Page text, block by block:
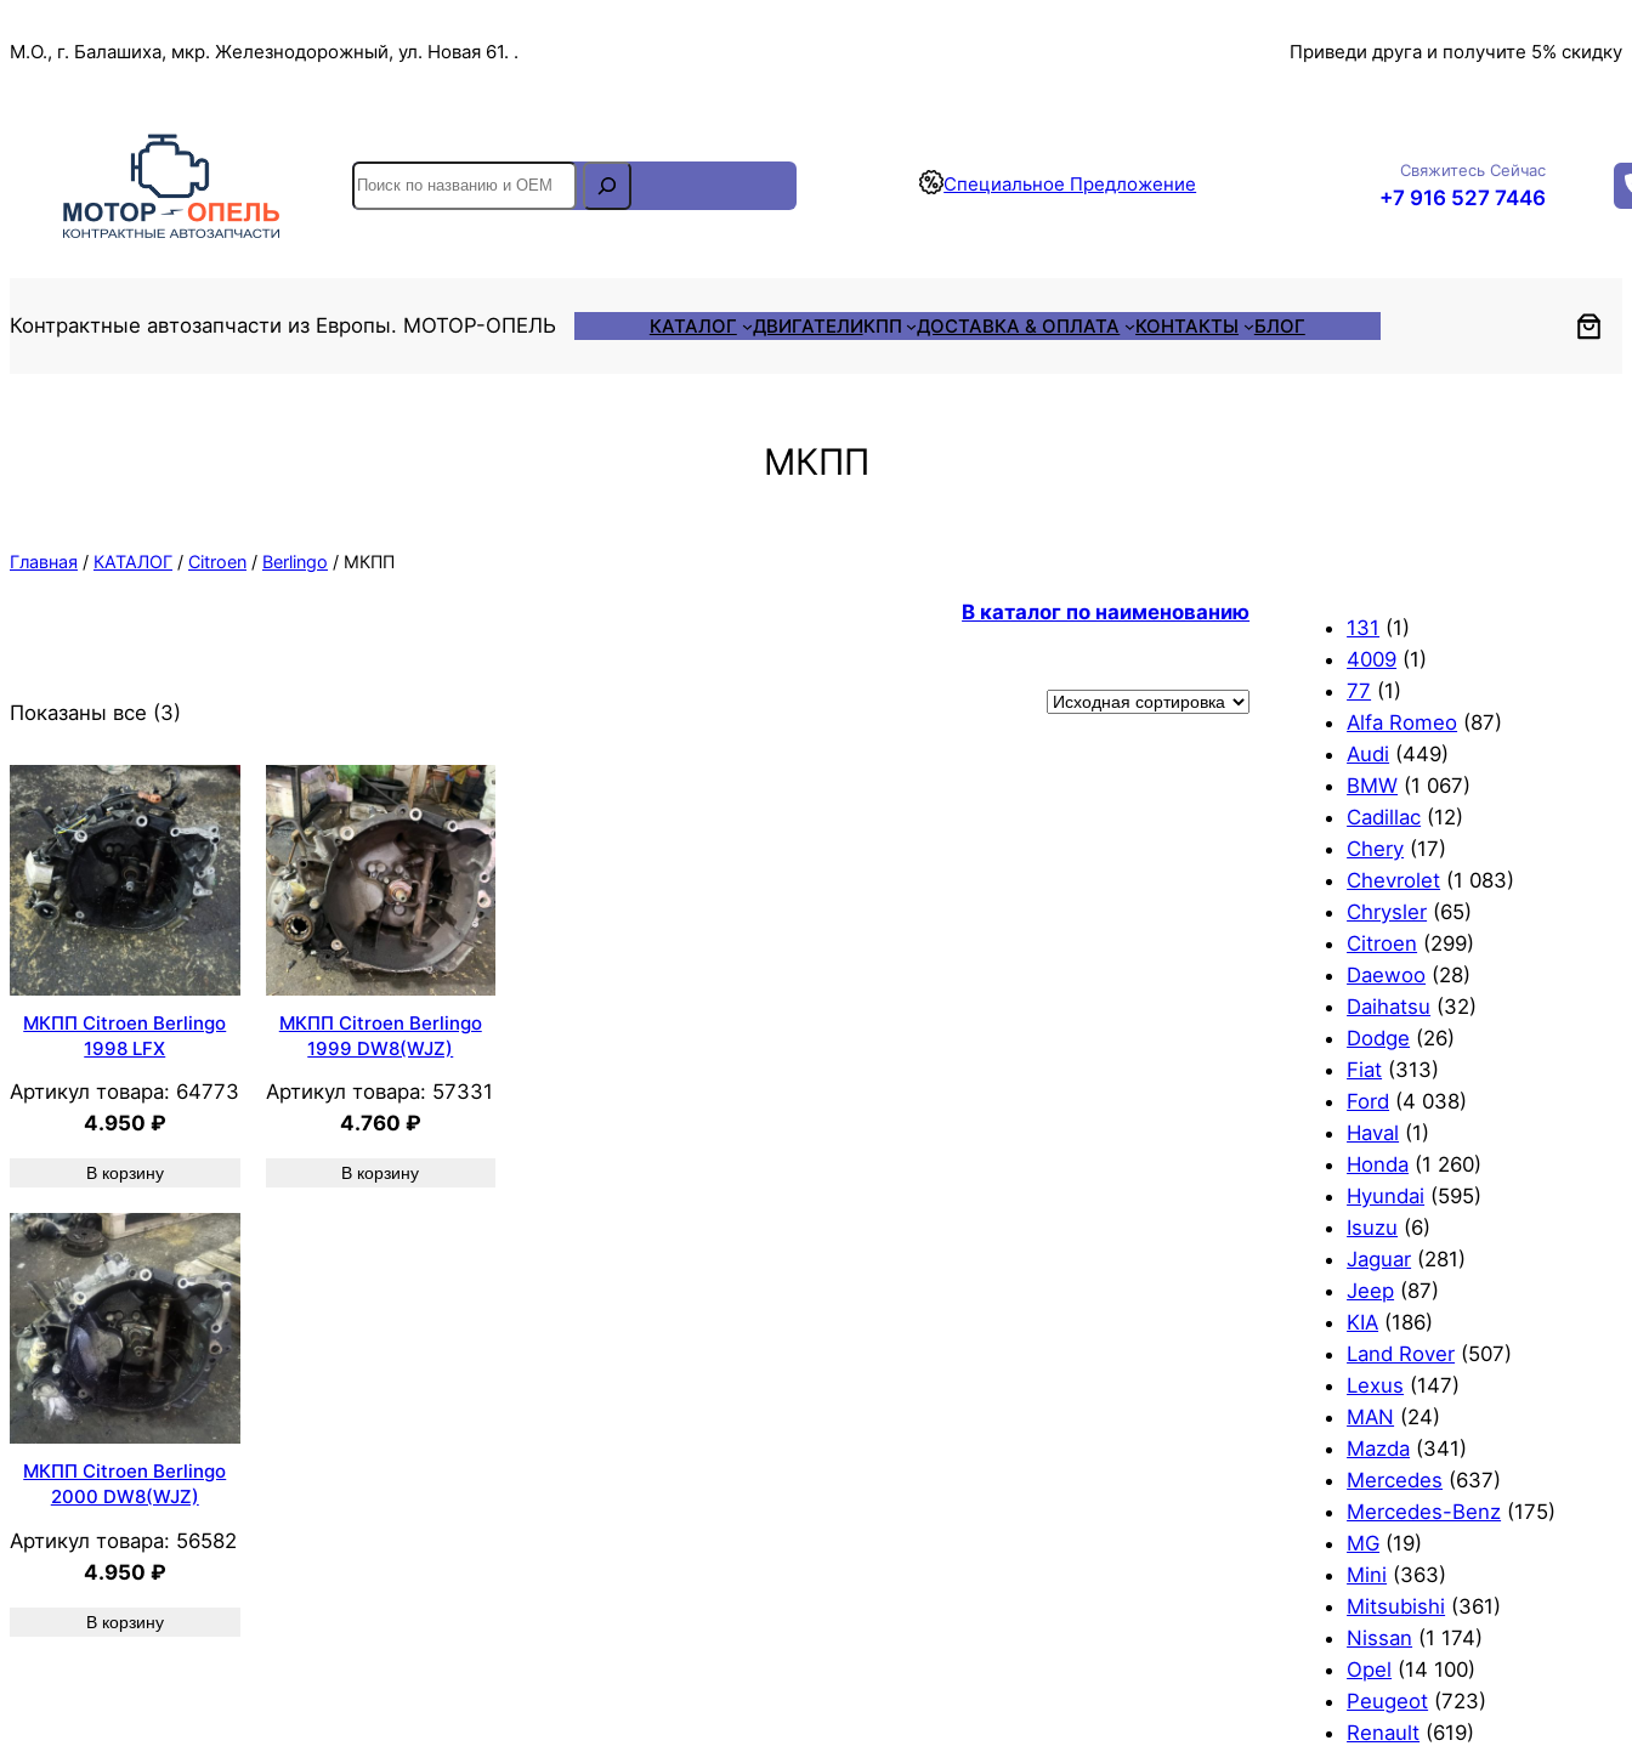
к
М.О., г. Балашиха, мкр. Железнодорожный, ул. Новая 61. . Приведи друга и получите 5% скидку
S
e
h
Специальное Предложение
Свяжитесь Сейчас
+7 916 527 7446
Контрактные автозапчасти из Европы. МОТОР-ОПЕЛЬ КАТАЛОГ ДВИГАТЕЛИКПП ДОСТАВКА & ОПЛАТА КОНТАКТЫ БЛОГ
МКПП
Главная / КАТАЛОГ / Citroen / Berlingo / МКПП
В каталог по наименованию
Показаны все (3)
МКПП Citroen Berlingo
1998 LFX
Артикул товара: 64773
4.950 ₽
В корзину
МКПП Citroen Berlingo
1999 DW8(WJZ)
Артикул товара: 57331
4.760 ₽
В корзину
МКПП Citroen Berlingo
2000 DW8(WJZ)
Артикул товара: 56582
4.950 ₽
В корзину
131 (1)
4009 (1)
77 (1)
Alfa Romeo (87)
Audi (449)
BMW (1 067)
Cadillac (12)
Chery (17)
Chevrolet (1 083)
Chrysler (65)
Citroen (299)
Daewoo (28)
Daihatsu (32)
Dodge (26)
Fiat (313)
Ford (4 038)
Haval (1)
Honda (1 260)
Hyundai (595)
Isuzu (6)
Jaguar (281)
Jeep (87)
KIA (186)
Land Rover (507)
Lexus (147)
MAN (24)
Mazda (341)
Mercedes (637)
Mercedes-Benz (175)
MG (19)
Mini (363)
Mitsubishi (361)
Nissan (1 174)
Opel (14 100)
Peugeot (723)
Renault (619)